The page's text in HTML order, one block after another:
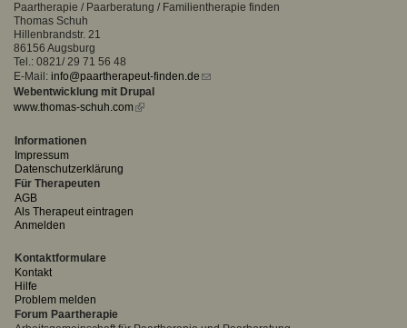
Paartherapie / Paarberatung / Familientherapie finden
Thomas Schuh
Hillenbrandstr. 21
86156 Augsburg
Tel.: 0821/ 29 71 56 48
E-Mail: info@paartherapeut-finden.de (link
Webentwicklung mit Drupal
www.thomas-schuh.com(link
Informationen
Impressum
Datenschutzerklärung
Für Therapeuten
AGB
Als Therapeut eintragen
Anmelden
Kontaktformulare
Kontakt
Hilfe
Problem melden
Forum Paartherapie